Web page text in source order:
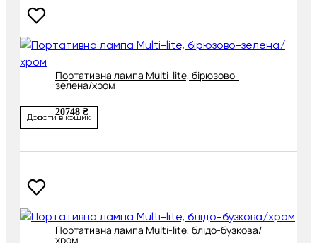
Портативна лампа Multi-lite, бірюзово-
зелена/хром
20748 ₴
Додати в кошик
Портативна лампа Multi-lite, блідо-бузкова/
хром